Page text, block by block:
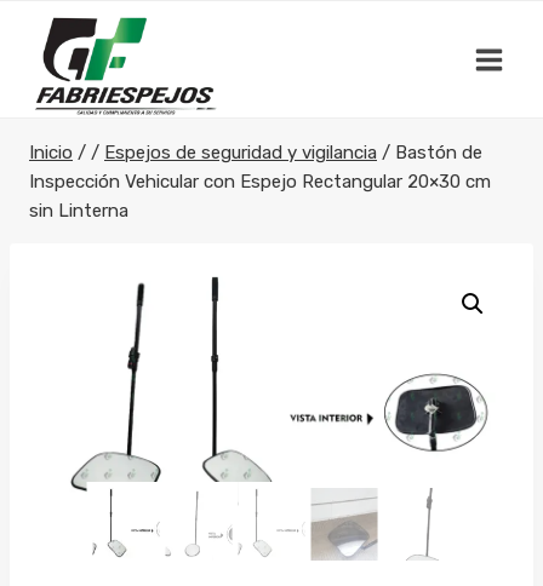
Saltar
contenido
Inicio / / Espejos de seguridad y vigilancia / Bastón de
Inspección Vehicular con Espejo Rectangular 20×30 cm
sin Linterna